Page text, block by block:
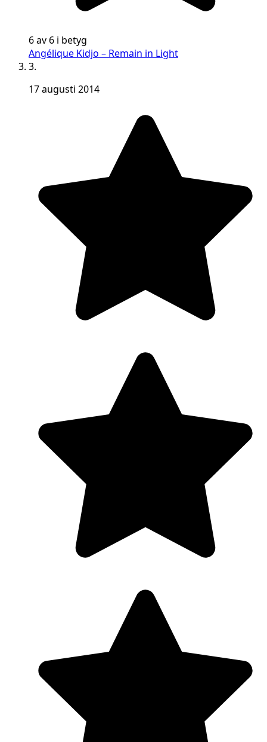
6 av 6 i betyg
Angélique Kidjo – Remain in Light
3.
17 augusti 2014